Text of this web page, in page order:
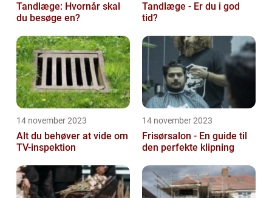
Tandlæge: Hvornår skal
du besøge en?
Tandlæge - Er du i god
tid?
14 november 2023
Alt du behøver at vide om
TV-inspektion
14 november 2023
Frisørsalon - En guide til
den perfekte klipning